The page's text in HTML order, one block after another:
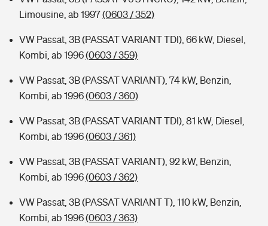
Limousine, ab 1997(0603 / 352)
VW Passat, 3B (PASSAT VARIANT TDI), 66 kW, Diesel,
Kombi, ab 1996(0603 / 359)
VW Passat, 3B (PASSAT VARIANT), 74 kW, Benzin,
Kombi, ab 1996(0603 / 360)
VW Passat, 3B (PASSAT VARIANT TDI), 81 kW, Diesel,
Kombi, ab 1996(0603 / 361)
VW Passat, 3B (PASSAT VARIANT), 92 kW, Benzin,
Kombi, ab 1996(0603 / 362)
VW Passat, 3B (PASSAT VARIANT T), 110 kW, Benzin,
Kombi, ab 1996(0603 / 363)